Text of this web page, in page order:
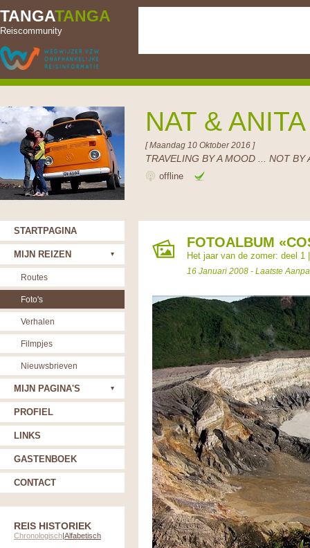
TANGATANGA
Reiscommunity
NAT &
[ Maandag 10 Oktober 2016 ]
TRAVELING BY A MOOD ... NOT BY
offline
FOTOALBUM
Het jaar van de zomer: deel 1
16 Januari 2008 - Laatste
STARTPAGINA
MIJN REIZEN
Routes
Foto's
Verhalen
Filmpjes
Nieuwsbrieven
MIJN PAGINA'S
PROFIEL
LINKS
GASTENBOEK
CONTACT
REIS HISTORIEK
Chronologisch|Alfabetisch